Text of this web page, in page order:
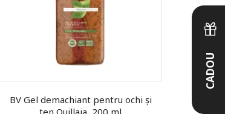
BV Gel demachiant pentru ochi și
ten Quillaia, 200 ml
CADOU